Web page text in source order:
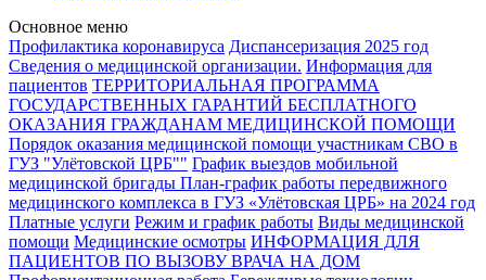
Основное меню
Профилактика коронавируса Диспансеризация 2025 год
Сведения о медицинской организации. Информация для
пациентов ТЕРРИТОРИАЛЬНАЯ ПРОГРАММА
ГОСУДАРСТВЕННЫХ ГАРАНТИЙ БЕСПЛАТНОГО
ОКАЗАНИЯ ГРАЖДАНАМ МЕДИЦИНСКОЙ ПОМОЩИ
Порядок оказания медицинской помощи участникам СВО в
ГУЗ "Улётовской ЦРБ"" График выездов мобильной
медицинской бригады План-график работы передвижного
медицинского комплекса в ГУЗ «Улётовская ЦРБ» на 2024 год
Платные услуги Режим и график работы Виды медицинской
помощи Медицинские осмотры ИНФОРМАЦИЯ ДЛЯ
ПАЦИЕНТОВ ПО ВЫЗОВУ ВРАЧА НА ДОМ